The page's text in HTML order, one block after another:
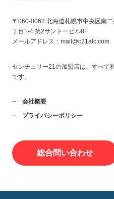
〒060-0062 北海道札幌市中央区南二
丁目1-4 第2サントービル8F
メールアドレス： mail@c21alc.com
センチュリー21の加盟店は、すべて
です。
会社概要
プライバシーポリシー
総合問い合わせ